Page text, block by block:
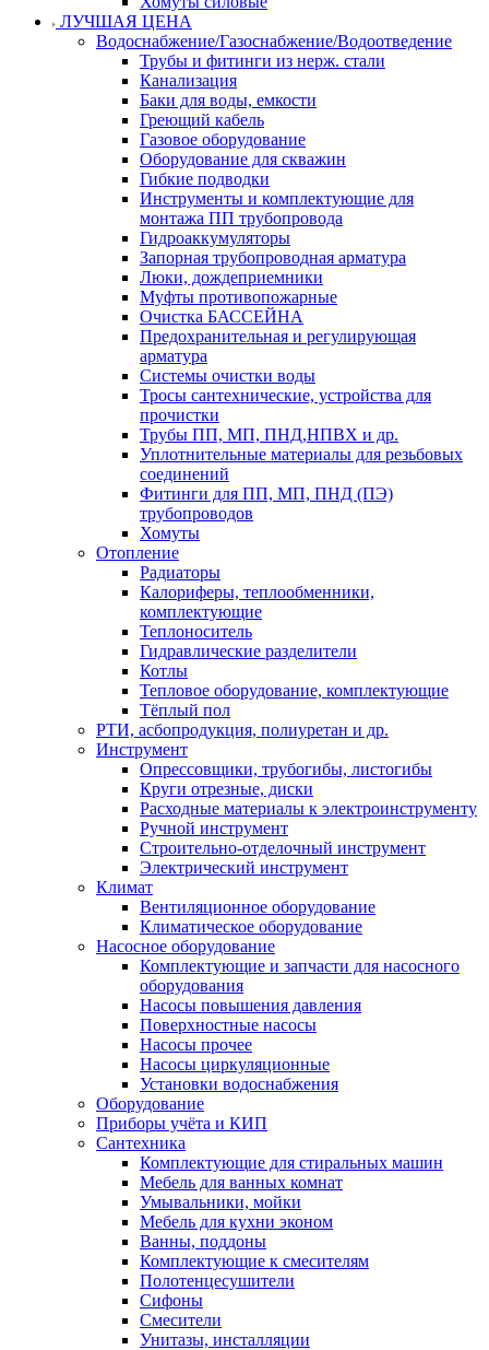
ЛУЧШАЯ ЦЕНА
Водоснабжение/Газоснабжение/Водоотведение
Трубы и фитинги из нерж. стали
Канализация
Баки для воды, емкости
Греющий кабель
Газовое оборудование
Оборудование для скважин
Гибкие подводки
Инструменты и комплектующие для
монтажа ПП трубопровода
Гидроаккумуляторы
Запорная трубопроводная арматура
Люки, дождеприемники
Муфты противопожарные
Очистка БАССЕЙНА
Предохранительная и регулирующая
арматура
Системы очистки воды
Тросы сантехнические, устройства для
прочистки
Трубы ПП, МП, ПНД,НПВХ и др.
Уплотнительные материалы для резьбовых
соединений
Фитинги для ПП, МП, ПНД (ПЭ)
трубопроводов
Хомуты
Отопление
Радиаторы
Калориферы, теплообменники,
комплектующие
Теплоноситель
Гидравлические разделители
Котлы
Тепловое оборудование, комплектующие
Тёплый пол
РТИ, асбопродукция, полиуретан и др.
Инструмент
Опрессовщики, трубогибы, листогибы
Круги отрезные, диски
Расходные материалы к электроинструменту
Ручной инструмент
Строительно-отделочный инструмент
Электрический инструмент
Климат
Вентиляционное оборудование
Климатическое оборудование
Насосное оборудование
Комплектующие и запчасти для насосного
оборудования
Насосы повышения давления
Поверхностные насосы
Насосы прочее
Насосы циркуляционные
Установки водоснабжения
Оборудование
Приборы учёта и КИП
Сантехника
Комплектующие для стиральных машин
Мебель для ванных комнат
Умывальники, мойки
Мебель для кухни эконом
Ванны, поддоны
Комплектующие к смесителям
Полотенцесушители
Сифоны
Смесители
Унитазы, инсталляции